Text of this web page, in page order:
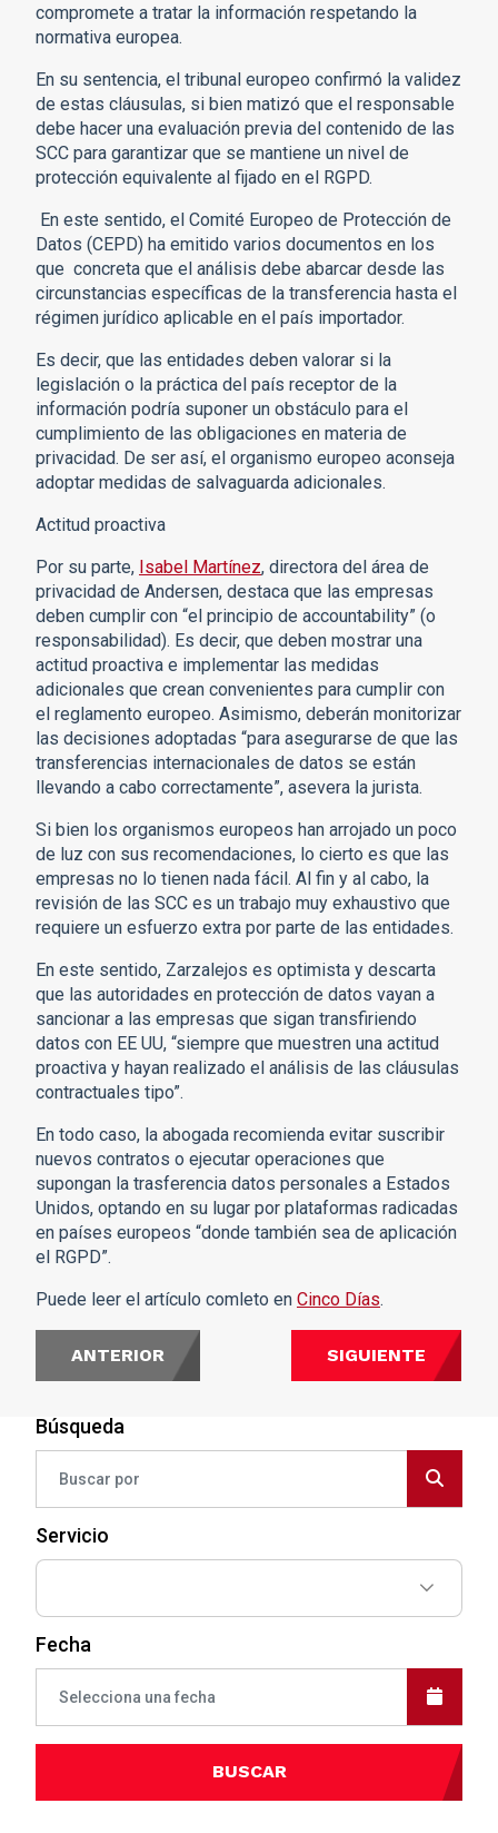
Búsqueda
Servicio
Fecha
BUSCAR
compromete a tratar la información respetando la
normativa europea.
En su sentencia, el tribunal europeo confirmó la validez
de estas cláusulas, si bien matizó que el responsable
debe hacer una evaluación previa del contenido de las
SCC para garantizar que se mantiene un nivel de
protección equivalente al fijado en el RGPD.
En este sentido, el Comité Europeo de Protección de
Datos (CEPD) ha emitido varios documentos en los
que concreta que el análisis debe abarcar desde las
circunstancias específicas de la transferencia hasta el
régimen jurídico aplicable en el país importador.
Es decir, que las entidades deben valorar si la
legislación o la práctica del país receptor de la
información podría suponer un obstáculo para el
cumplimiento de las obligaciones en materia de
privacidad. De ser así, el organismo europeo aconseja
adoptar medidas de salvaguarda adicionales.
Actitud proactiva
Por su parte, Isabel Martínez, directora del área de
privacidad de Andersen, destaca que las empresas
deben cumplir con “el principio de accountability” (o
responsabilidad). Es decir, que deben mostrar una
actitud proactiva e implementar las medidas
adicionales que crean convenientes para cumplir con
el reglamento europeo. Asimismo, deberán monitorizar
las decisiones adoptadas “para asegurarse de que las
transferencias internacionales de datos se están
llevando a cabo correctamente”, asevera la jurista.
Si bien los organismos europeos han arrojado un poco
de luz con sus recomendaciones, lo cierto es que las
empresas no lo tienen nada fácil. Al fin y al cabo, la
revisión de las SCC es un trabajo muy exhaustivo que
requiere un esfuerzo extra por parte de las entidades.
En este sentido, Zarzalejos es optimista y descarta
que las autoridades en protección de datos vayan a
sancionar a las empresas que sigan transfiriendo
datos con EE UU, “siempre que muestren una actitud
proactiva y hayan realizado el análisis de las cláusulas
contractuales tipo”.
En todo caso, la abogada recomienda evitar suscribir
nuevos contratos o ejecutar operaciones que
supongan la trasferencia datos personales a Estados
Unidos, optando en su lugar por plataformas radicadas
en países europeos “donde también sea de aplicación
el RGPD”.
Puede leer el artículo comleto en Cinco Días.
ANTERIOR SIGUIENTE